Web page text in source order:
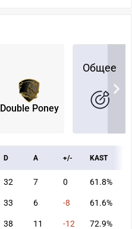
Double Poney
Общее
D A +/- KAST
32 7 0 61.8%
33 6 -8 61.6%
38 11 -12 72.9%